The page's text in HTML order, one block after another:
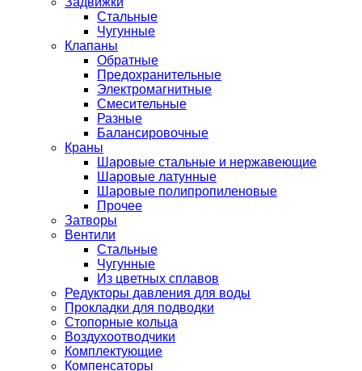
Стальные
Чугунные
Клапаны
Обратные
Предохранительные
Электромагнитные
Смесительные
Разные
Балансировочные
Краны
Шаровые стальные и нержавеющие
Шаровые латунные
Шаровые полипропиленовые
Прочее
Затворы
Вентили
Стальные
Чугунные
Из цветных сплавов
Редукторы давления для воды
Прокладки для подводки
Стопорные кольца
Воздухоотводчики
Комплектующие
Компенсаторы